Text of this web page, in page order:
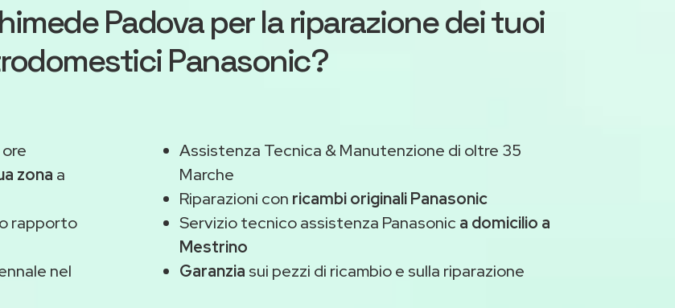
Padovaper la riparazione dei tuoi
Panasonic?
zona a
rapporto
nel
Assistenza Tecnica & Manutenzione di oltre 35
Marche
Riparazioni con ricambi originali Panasonic
Servizio tecnico assistenza Panasonic a domicilio a
Mestrino
Garanzia sui pezzi di ricambio e sulla riparazione